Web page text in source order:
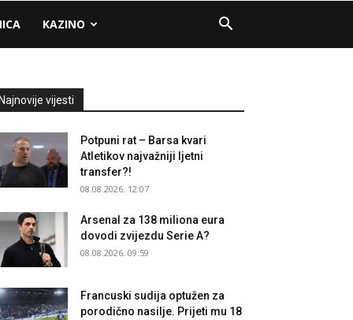
KAZINO
Najnovije vijesti
Potpuni rat – Barsa kvari
Atletikov najvažniji ljetni
transfer?!
08.08.2026. 12:07
Arsenal za 138 miliona eura
dovodi zvijezdu Serie A?
08.08.2026. 09:59
Francuski sudija optužen za
porodično nasilje. Prijeti mu 18